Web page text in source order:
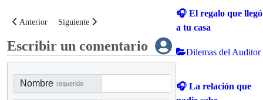
Artículo anterior: Checklist para revisar actividades de control para
Anterior Artículo siguiente: Checklist para elaborar y revisar la
Siguiente
Escribir un comentario
Nombre requerido
🎧 El regalo que llegó
a tu casa
Dilemas del Auditor
🎧 La relación que